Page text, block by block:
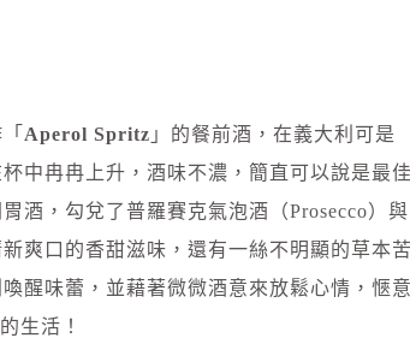
Aperol Spritz 」的餐前酒，在義大利可是
中冉冉上升，酒味不濃，簡直可以說是最
酒，勾兌了普羅賽克氣泡酒（Prosecco）與
爽口的香甜滋味，還有一絲不明顯的草本
醒味蕾，並藉著微微酒意來放鬆心情，愜
生活！